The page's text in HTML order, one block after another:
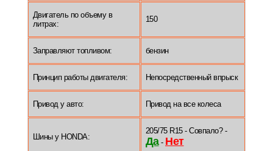
Двигатель по объему в
литрах:
150
Заправляют топливом: бензин
Принцип работы двигателя: Непосредственный впрыск
Привод у авто: Привод на все колеса
Шины у HONDA:
205/75 R15 - Совпало? -
Да- Нет